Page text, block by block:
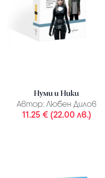
Нуми и Ники
Автор: Любен Дилов
11.25 € (22.00 лв.)